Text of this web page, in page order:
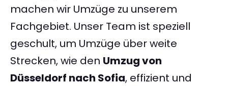
machen wir Umzüge zu unserem
Fachgebiet. Unser Team ist speziell
geschult, um Umzüge über weite
Strecken, wie den Umzug von
Düsseldorf nach Sofia, effizient und